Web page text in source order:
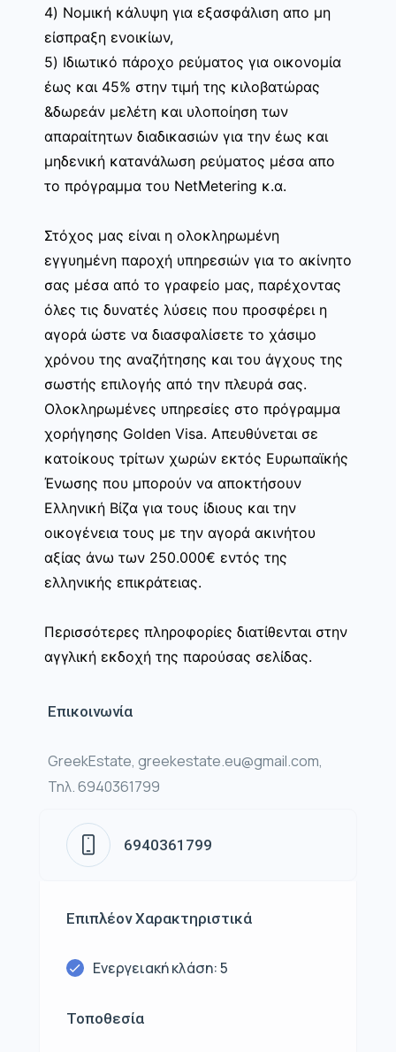
4) Νομική κάλυψη για εξασφάλιση απο μη
είσπραξη ενοικίων,
5) Ιδιωτικό πάροχο ρεύματος για οικονομία
έως και 45% στην τιμή της κιλοβατώρας
&δωρεάν μελέτη και υλοποίηση των
απαραίτητων διαδικασιών για την έως και
μηδενική κατανάλωση ρεύματος μέσα απο
το πρόγραμμα του NetMetering κ.α.
Στόχος μας είναι η ολοκληρωμένη
εγγυημένη παροχή υπηρεσιών για το ακίνητο
σας μέσα από το γραφείο μας, παρέχοντας
όλες τις δυνατές λύσεις που προσφέρει η
αγορά ώστε να διασφαλίσετε το χάσιμο
χρόνου της αναζήτησης και του άγχους της
σωστής επιλογής από την πλευρά σας.
Ολοκληρωμένες υπηρεσίες στο πρόγραμμα
χορήγησης Golden Visa. Απευθύνεται σε
κατοίκους τρίτων χωρών εκτός Ευρωπαϊκής
Ένωσης που μπορούν να αποκτήσουν
Ελληνική Βίζα για τους ίδιους και την
οικογένεια τους με την αγορά ακινήτου
αξίας άνω των 250.000€ εντός της
ελληνικής επικράτειας.
Περισσότερες πληροφορίες διατίθενται στην
αγγλική εκδοχή της παρούσας σελίδας.
Επικοινωνία
GreekEstate, greekestate.eu@gmail.com,
Τηλ. 6940361799
6940361799
Επιπλέον Χαρακτηριστικά
Ενεργειακή κλάση: 5
Τοποθεσία